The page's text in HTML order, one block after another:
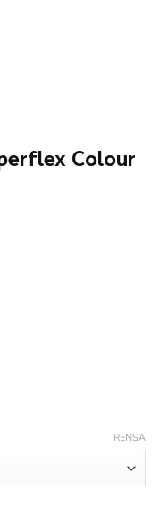
Colour
RENSA
- Military mängd